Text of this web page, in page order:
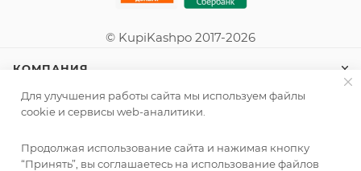
© KupiKashpo 2017-2026
КОМПАНИЯ
ИНФОРМАЦИЯ
ПОМОЩЬ
Для улучшения работы сайта мы используем файлы
cookie и сервисы web-аналитики.
Продолжая использование сайта и нажимая кнопку
“Принять”, вы соглашаетесь на использование файлов